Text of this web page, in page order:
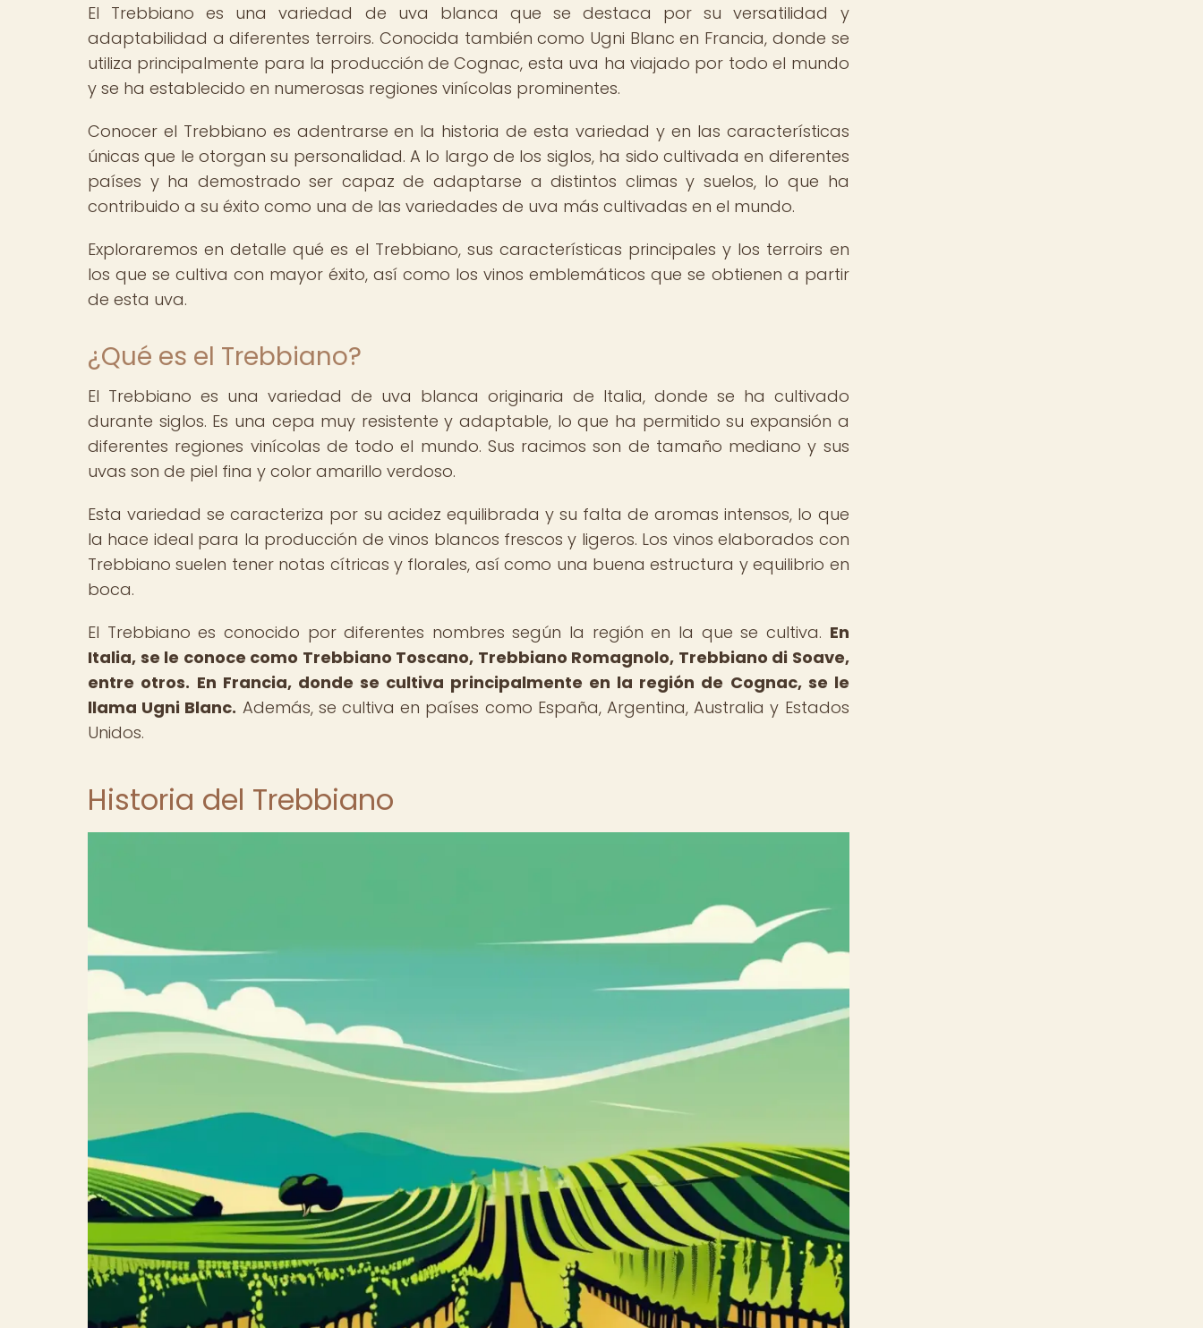
El Trebbiano es una variedad de uva blanca que se destaca por su versatilidad y
adaptabilidad a diferentes terroirs. Conocida también como Ugni Blanc en Francia, donde se
utiliza principalmente para la producción de Cognac, esta uva ha viajado por todo el mundo
y se ha establecido en numerosas regiones vinícolas prominentes.
Conocer el Trebbiano es adentrarse en la historia de esta variedad y en las características
únicas que le otorgan su personalidad. A lo largo de los siglos, ha sido cultivada en diferentes
países y ha demostrado ser capaz de adaptarse a distintos climas y suelos, lo que ha
contribuido a su éxito como una de las variedades de uva más cultivadas en el mundo.
Exploraremos en detalle qué es el Trebbiano, sus características principales y los terroirs en
los que se cultiva con mayor éxito, así como los vinos emblemáticos que se obtienen a partir
de esta uva.
¿Qué es el Trebbiano?
El Trebbiano es una variedad de uva blanca originaria de Italia, donde se ha cultivado
durante siglos. Es una cepa muy resistente y adaptable, lo que ha permitido su expansión a
diferentes regiones vinícolas de todo el mundo. Sus racimos son de tamaño mediano y sus
uvas son de piel fina y color amarillo verdoso.
Esta variedad se caracteriza por su acidez equilibrada y su falta de aromas intensos, lo que
la hace ideal para la producción de vinos blancos frescos y ligeros. Los vinos elaborados con
Trebbiano suelen tener notas cítricas y florales, así como una buena estructura y equilibrio en
boca.
El Trebbiano es conocido por diferentes nombres según la región en la que se cultiva. En
Italia, se le conoce como Trebbiano Toscano, Trebbiano Romagnolo, Trebbiano di Soave,
entre otros. En Francia, donde se cultiva principalmente en la región de Cognac, se le
llama Ugni Blanc. Además, se cultiva en países como España, Argentina, Australia y Estados
Unidos.
Historia del Trebbiano